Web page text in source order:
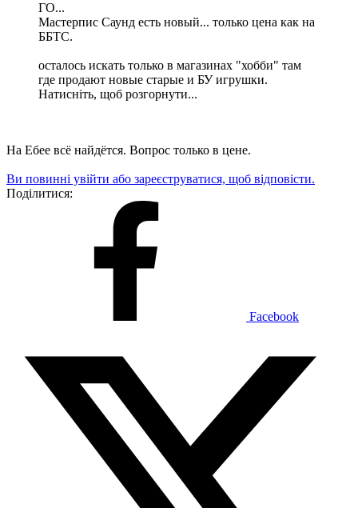
ГО...
Мастерпис Саунд есть новый... только цена как на
ББТС.
осталось искать только в магазинах "хобби" там
где продают новые старые и БУ игрушки.
Натисніть, щоб розгорнути...
На Ебее всё найдётся. Вопрос только в цене.
Ви повинні увійти або зареєструватися, щоб відповісти.
Поділитися:
Facebook